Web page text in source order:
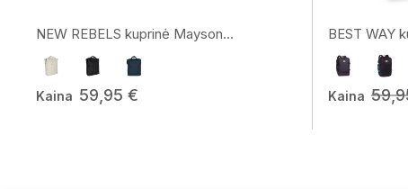
NEW REBELS kuprinė Mayson...
Kaina 59,95 €
BEST WAY
Kaina